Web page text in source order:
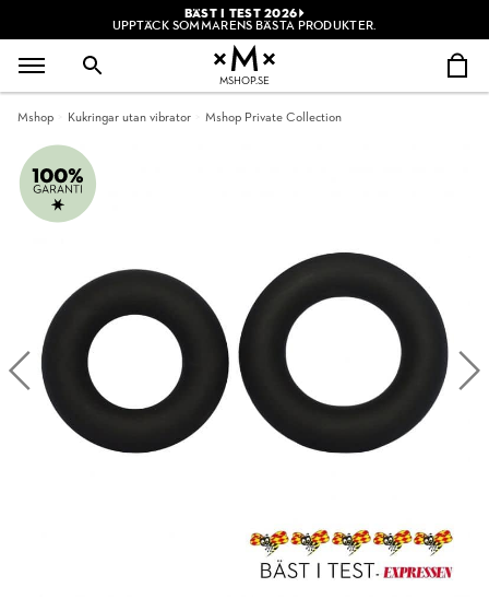
BÄST I TEST 2026
UPPTÄCK SOMMARENS BÄSTA PRODUKTER.
MSHOP.SE
Mshop Kukringar utan vibrator Mshop Private Collection